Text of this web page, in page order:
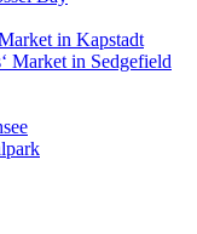
in Kapstadt
Market in Sedgefield